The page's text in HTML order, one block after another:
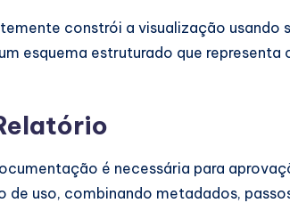
constrói a visualização
esquema estruturado que
é necessária para
uso, combinando metadados,